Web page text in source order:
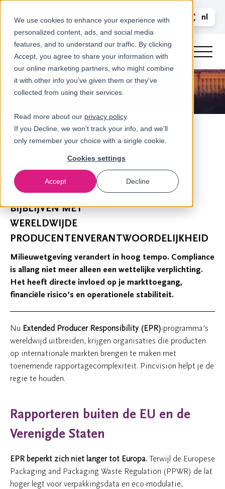
We use cookies to enhance your experience with
personalized content, ads, and social media
features, and to understand our traffic. By clicking
Accept, you agree to share your information with
our online marketing partners, who might combine
it with other info you’ve given them or they've
collected from using their services.
Read more about our privacy policy.
If you Decline, we won't track your info, and we'll
only remember your choice with a single cookie.
Cookies settings
Accept Decline
Bel ons LOGIN
nl
Nieuws
BIJBLIJVEN MET
WERELDWIJDE
PRODUCENTENVERANTWOORDELIJKHEID
Milieuwetgeving verandert in hoog tempo. Compliance
is allang niet meer alleen een wettelijke verplichting.
Het heeft directe invloed op je markttoegang,
financiële risico’s en operationele stabiliteit.
Nu Extended Producer Responsibility (EPR)-programma’s
wereldwijd uitbreiden, krijgen organisaties die producten
op internationale markten brengen te maken met
toenemende rapportagecomplexiteit. Pincvision helpt je de
regie te houden.
Rapporteren buiten de EU en de
Verenigde Staten
EPR beperkt zich niet langer tot Europa. Terwijl de Europese
Packaging and Packaging Waste Regulation (PPWR) de lat
hoger legt voor verpakkingsdata en eco-modulatie,